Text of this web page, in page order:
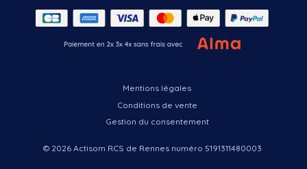
© 2026 Actisom RCS de Rennes numéro 5191311480003
Mentions légales
Conditions de vente
Gestion du consentement